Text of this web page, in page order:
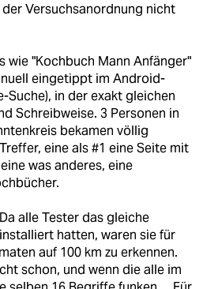
der Versuchsanordnung nicht
wie "Kochbuch Mann Anfänger"
eingetippt im Android-
Suche), in der exakt gleichen
Schreibweise. 3 Personen in
bekamen völlig
eine als #1 eine Seite mit
was anderes, eine
alle Tester das gleiche
hatten, waren sie für
auf 100 km zu erkennen.
schon, und wenn die alle im